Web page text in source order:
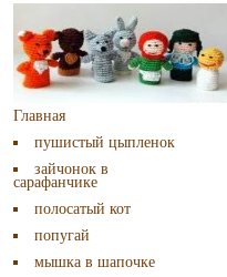
Главная
пушистый цыпленок
зайчонок в
сарафанчике
полосатый кот
попугай
мышка в шапочке